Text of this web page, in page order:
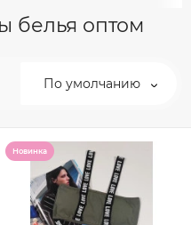
белья оптом
По умолчанию
Новинка